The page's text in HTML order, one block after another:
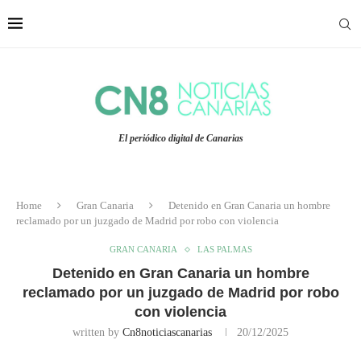
El periódico digital de Canarias
Home Gran Canaria
Detenido en Gran Canaria un hombre
reclamado por un juzgado de Madrid por robo con violencia
GRAN CANARIA LAS PALMAS
Detenido en Gran Canaria un hombre
reclamado por un juzgado de Madrid por robo
con violencia
written by Cn8noticiascanarias 20/12/2025